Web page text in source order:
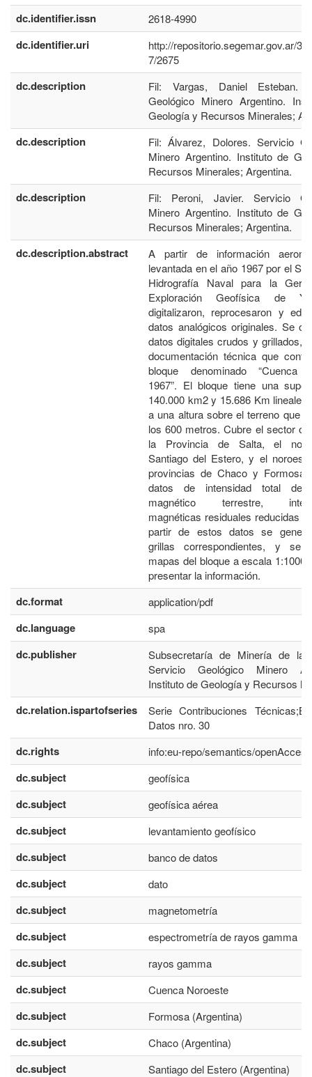
dc.identifier.issn 2618-4990
dc.identifier.uri
http://repositorio.segemar.gov.ar/
7/2675
dc.description
Fil: Vargas, Daniel Esteban.
Geológico Minero Argentino.
Geología y Recursos Minerales;
dc.description
Fil: Álvarez, Dolores. Servicio
Minero Argentino. Instituto de
Recursos Minerales; Argentina.
dc.description
Fil: Peroni, Javier. Servicio
Minero Argentino. Instituto de
Recursos Minerales; Argentina.
dc.description.abstract
A partir de información
levantada en el año 1967 por el
Hidrografía Naval para la
Exploración Geofísica de
digitalizaron, reprocesaron y
datos analógicos originales. Se
datos digitales crudos y grillados,
documentación técnica que
bloque denominado “Cuenca
1967”. El bloque tiene una
140.000 km2 y 15.686 Km lineales
a una altura sobre el terreno que
los 600 metros. Cubre el sector
la Provincia de Salta, el
Santiago del Estero, y el
provincias de Chaco y Formosa.
datos de intensidad total del
magnético terrestre,
magnéticas residuales reducidas
partir de estos datos se
grillas correspondientes, y se
mapas del bloque a escala
presentar la información.
dc.format application/pdf
dc.language spa
dc.publisher
Subsecretaría de Minería de la
Servicio Geológico Minero
Instituto de Geología y Recursos
dc.relation.ispartofseries
Serie Contribuciones
Datos nro. 30
dc.rights info:eu-repo/semantics/openAccess
dc.subject geofísica
dc.subject geofísica aérea
dc.subject levantamiento geofísico
dc.subject banco de datos
dc.subject dato
dc.subject magnetometría
dc.subject espectrometría de rayos gamma
dc.subject rayos gamma
dc.subject Cuenca Noroeste
dc.subject Formosa (Argentina)
dc.subject Chaco (Argentina)
dc.subject Santiago del Estero (Argentina)